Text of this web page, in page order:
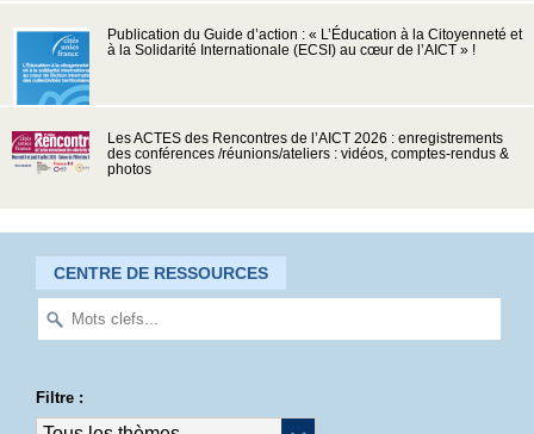
Publication du Guide d’action : « L’Éducation à la Citoyenneté et
à la Solidarité Internationale (ECSI) au cœur de l’AICT » !
Les ACTES des Rencontres de l’AICT 2026 : enregistrements
des conférences /réunions/ateliers : vidéos, comptes-rendus &
photos
CENTRE DE RESSOURCES
Filtre :